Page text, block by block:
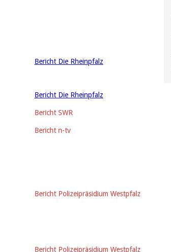
Bericht Die Rheinpfalz
Bericht Die Rheinpfalz
Bericht SWR
Bericht n-tv
Bericht Polizeipräsidium Westpfalz
Bericht Polizeipräsidium Westpfalz